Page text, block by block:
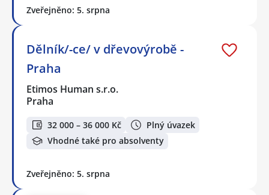
Zveřejněno: 5. srpna
Dělník/-ce/ v dřevovýrobě -
Praha
Etimos Human s.r.o.
Praha
32 000 – 36 000 Kč
Plný úvazek
Vhodné také pro absolventy
Zveřejněno: 5. srpna